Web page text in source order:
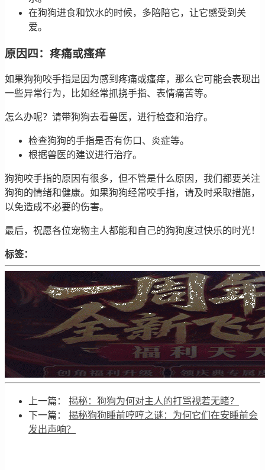
在狗狗进食和饮水的时候，多陪陪它，让它感受到关
爱。
原因四：疼痛或瘙痒
如果狗狗咬手指是因为感到疼痛或瘙痒，那么它可能会表现出
一些异常行为，比如经常抓挠手指、表情痛苦等。
怎么办呢？请带狗狗去看兽医，进行检查和治疗。
检查狗狗的手指是否有伤口、炎症等。
根据兽医的建议进行治疗。
狗狗咬手指的原因有很多，但不管是什么原因，我们都要关注
狗狗的情绪和健康。如果狗狗经常咬手指，请及时采取措施，
以免造成不必要的伤害。
最后，祝愿各位宠物主人都能和自己的狗狗度过快乐的时光！
标签：
上一篇： 揭秘：狗狗为何对主人的打骂视若无睹？
下一篇： 揭秘狗狗睡前哼哼之谜：为何它们在安睡前会
发出声响？